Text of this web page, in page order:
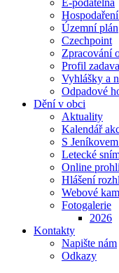
E-podatelna
Územní plán
Czechpoint
Zpracování
Profil
Vyhlášky a
Odpadové
Dění v obci
Aktuality
Kalendář
S
Letecké
Online
Hlášení
Webové
Fotogalerie
2026
Kontakty
Napište nám
Odkazy